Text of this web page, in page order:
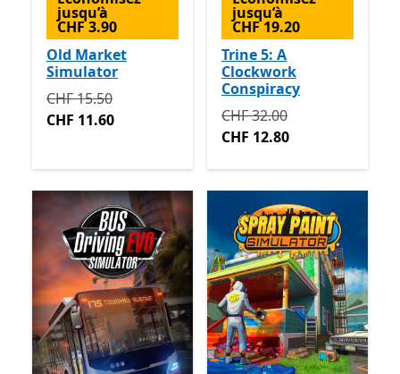
jusqu’à
CHF 3.90
Old Market
Simulator
Initialement CHF 15.50 maintenant CHF 11.60
CHF 15.50
CHF 11.60
jusqu’à
CHF 19.20
Trine 5: A
Clockwork
Conspiracy
Initialement CHF 32.00
CHF 32.00
CHF 12.80